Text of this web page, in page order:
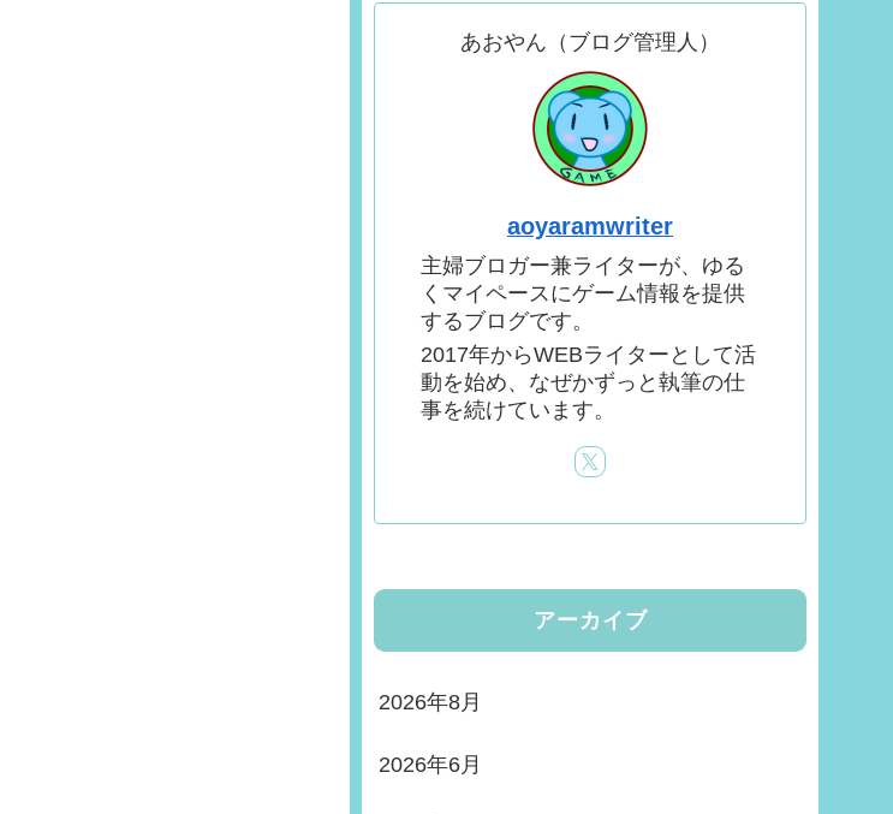
あおやん（ブログ管理人）
aoyaramwriter
主婦ブロガー兼ライターが、ゆる
くマイペースにゲーム情報を提供
するブログです。
2017年からWEBライターとして活
動を始め、なぜかずっと執筆の仕
事を続けています。
アーカイブ
2026年8月
2026年6月